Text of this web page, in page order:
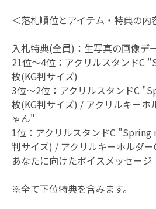
＜落札順位とアイテム・特典の内
入札特典(全員)：生写真の画像デ
21位～4位：アクリルスタンドC
枚(KG判サイズ)
3位～2位：アクリルスタンドC
枚(KG判サイズ) / アクリルキーホ
ゃん"
1位：アクリルスタンドC
判サイズ) / アクリルキーホルダ
あなたに向けたボイスメッセージ
※全て下位特典を含みます。